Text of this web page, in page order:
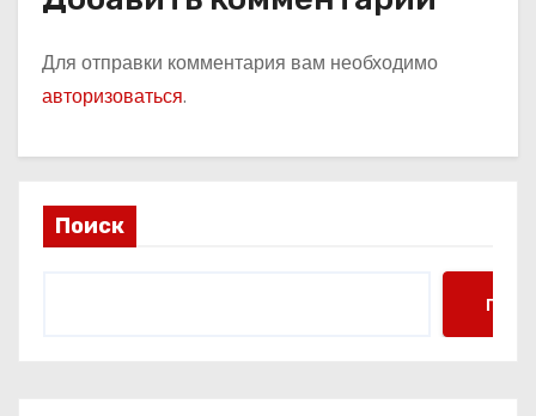
Для отправки комментария вам необходимо
авторизоваться.
Поиск
Поиск